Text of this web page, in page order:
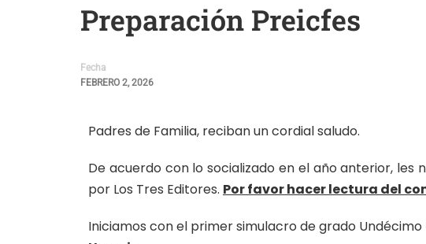
Preparación Preicfes
Fecha
FEBRERO 2, 2026
Padres de Familia, reciban un cordial saludo.
De acuerdo con lo socializado en el año anterior,
por Los Tres Editores. Por favor hacer lectura del
Iniciamos con el primer simulacro de grado Undécimo